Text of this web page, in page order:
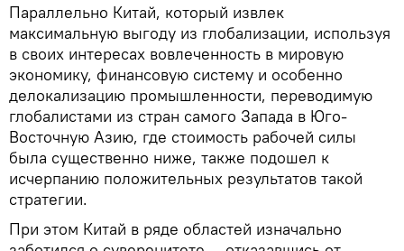
Параллельно Китай, который извлек
максимальную выгоду из глобализации, используя
в своих интересах вовлеченность в мировую
экономику, финансовую систему и особенно
делокализацию промышленности, переводимую
глобалистами из стран самого Запада в Юго-
Восточную Азию, где стоимость рабочей силы
была существенно ниже, также подошел к
исчерпанию положительных результатов такой
стратегии.
При этом Китай в ряде областей изначально